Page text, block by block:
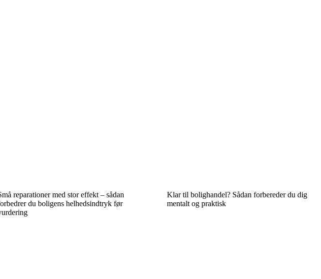
reparationer med stor effekt – sådan
du boligens helhedsindtryk før
Klar til bolighandel? Sådan forbereder du dig
mentalt og praktisk